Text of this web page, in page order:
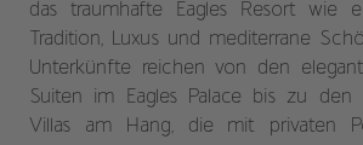
das traumhafte Eagles Resort wie
Tradition, Luxus und mediterrane
Unterkünfte reichen von den
Suiten im Eagles Palace bis zu den
Villas am Hang, die mit privaten